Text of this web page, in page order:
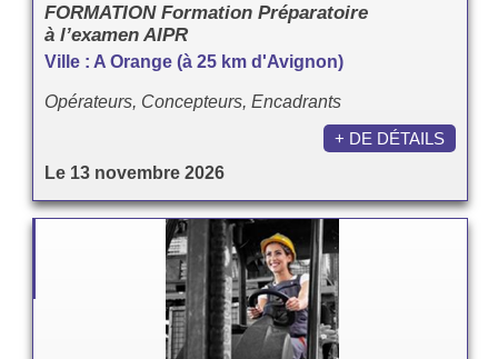
FORMATION Formation Préparatoire
à l’examen AIPR
Ville : A Orange (à 25 km d'Avignon)
Opérateurs, Concepteurs, Encadrants
Le 13 novembre 2026
+ DE DÉTAILS